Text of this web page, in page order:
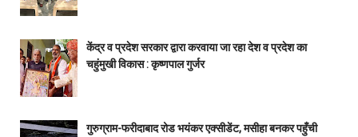
केंद्र व प्रदेश सरकार द्वारा करवाया जा रहा देश व प्रदेश का
चहुंमुखी विकास : कृष्णपाल गुर्जर
गुरुग्राम-फरीदाबाद रोड भयंकर एक्सीडेंट, मसीहा बनकर पहुँची